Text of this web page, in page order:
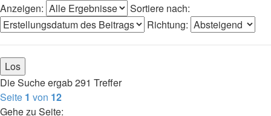
Anzeigen:
Sortiere nach:
Richtung:
Die Suche ergab 291 Treffer
Seite 1 von 12
Gehe zu Seite: